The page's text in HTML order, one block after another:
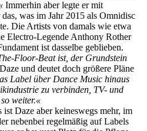
Immerhin aber legte er mit
was im Jahr 2015 als Omnidisc
Die Artists von damals wie etwa
Electro-Legende Anthony Rother
ist dasselbe geblieben.
Floor-Beat ist, der Grundstein
und deutet doch größere Pläne
Label über Dance Music hinaus
zu verbinden, TV- und
weiter.«
Daze aber keineswegs mehr, im
nebenbei regelmäßig auf Labels